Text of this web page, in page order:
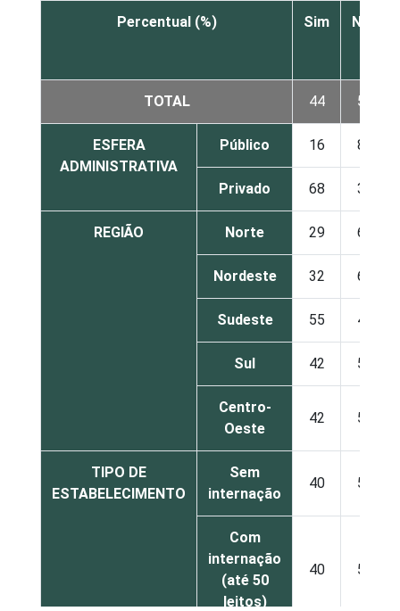
Percentual (%) Sim Não
TOTAL 44 55
ESFERA
ADMINISTRATIVA
Público 16 81
Privado 68 32
REGIÃO Norte 29 68
Nordeste 32 67
Sudeste 55 44
Sul 42 57
Centro-
Oeste
42 56
TIPO DE
ESTABELECIMENTO
Sem
internação
40 59
Com
internação
(até 50
leitos)
40 59